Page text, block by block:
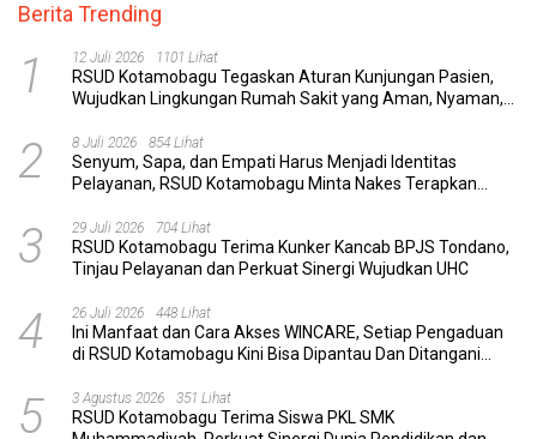
Berita Trending
1 12 Juli 2026 1101 Lihat
RSUD Kotamobagu Tegaskan Aturan Kunjungan Pasien,
Wujudkan Lingkungan Rumah Sakit yang Aman, Nyaman,
2 8 Juli 2026 854 Lihat
Senyum, Sapa, dan Empati Harus Menjadi Identitas
Pelayanan, RSUD Kotamobagu Minta Nakes Terapkan
3 29 Juli 2026 704 Lihat
RSUD Kotamobagu Terima Kunker Kancab BPJS Tondano,
Tinjau Pelayanan dan Perkuat Sinergi Wujudkan UHC
4 26 Juli 2026 448 Lihat
Ini Manfaat dan Cara Akses WINCARE, Setiap Pengaduan
di RSUD Kotamobagu Kini Bisa Dipantau Dan Ditangani
5 3 Agustus 2026 351 Lihat
RSUD Kotamobagu Terima Siswa PKL SMK